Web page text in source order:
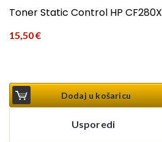
Toner Static Control HP CF280X
15,50€
Dodaj u košaricu
Usporedi